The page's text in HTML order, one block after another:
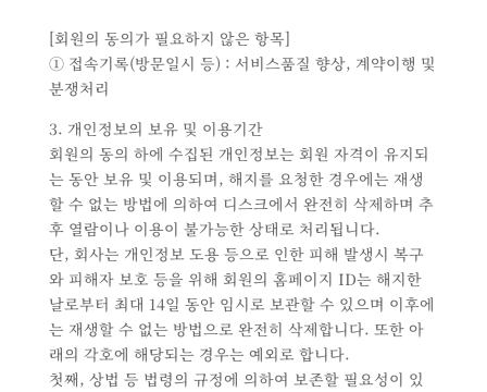
[회원의 동의가 필요하지 않은 항목]
① 접속기록(방문일시 등) : 서비스품질 향상, 계약이행 및
분쟁처리
3. 개인정보의 보유 및 이용기간
회원의 동의 하에 수집된 개인정보는 회원 자격이 유지되
는 동안 보유 및 이용되며, 해지를 요청한 경우에는 재생
할 수 없는 방법에 의하여 디스크에서 완전히 삭제하며 추
후 열람이나 이용이 불가능한 상태로 처리됩니다.
단, 회사는 개인정보 도용 등으로 인한 피해 발생시 복구
와 피해자 보호 등을 위해 회원의 홈페이지 ID는 해지한
날로부터 최대 14일 동안 임시로 보관할 수 있으며 이후에
는 재생할 수 없는 방법으로 완전히 삭제합니다. 또한 아
래의 각호에 해당되는 경우는 예외로 합니다.
첫째, 상법 등 법령의 규정에 의하여 보존할 필요성이 있